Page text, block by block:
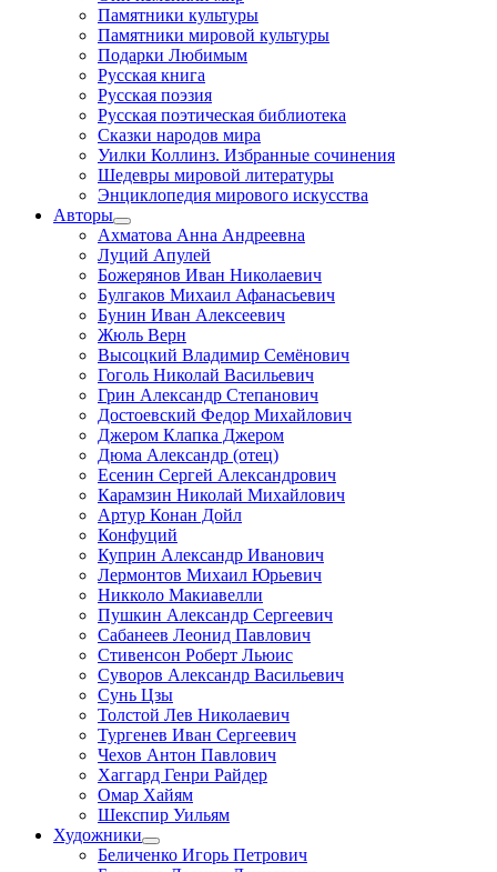
Памятники культуры
Памятники мировой культуры
Подарки Любимым
Русская книга
Русская поэзия
Русская поэтическая библиотека
Сказки народов мира
Уилки Коллинз. Избранные сочинения
Шедевры мировой литературы
Энциклопедия мирового искусства
Авторы
Ахматова Анна Андреевна
Луций Апулей
Божерянов Иван Николаевич
Булгаков Михаил Афанасьевич
Бунин Иван Алексеевич
Жюль Верн
Высоцкий Владимир Семёнович
Гоголь Николай Васильевич
Грин Александр Степанович
Достоевский Федор Михайлович
Джером Клапка Джером
Дюма Александр (отец)
Есенин Сергей Александрович
Карамзин Николай Михайлович
Артур Конан Дойл
Конфуций
Куприн Александр Иванович
Лермонтов Михаил Юрьевич
Никколо Макиавелли
Пушкин Александр Сергеевич
Сабанеев Леонид Павлович
Стивенсон Роберт Льюис
Суворов Александр Васильевич
Сунь Цзы
Толстой Лев Николаевич
Тургенев Иван Сергеевич
Чехов Антон Павлович
Хаггард Генри Райдер
Омар Хайям
Шекспир Уильям
Художники
Беличенко Игорь Петрович